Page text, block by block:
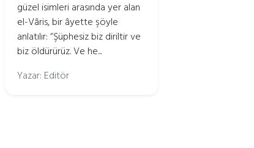
güzel isimleri arasında yer alan
el-Vâris, bir âyette şöyle
anlatılır: “Şüphesiz biz diriltir ve
biz öldürürüz. Ve he...
Yazar: Editör